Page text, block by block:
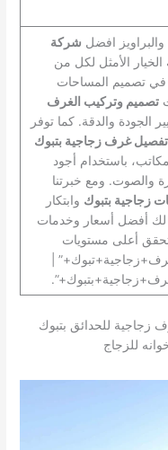
والبراويز افضل شركة
الخيار الأمثل لكل من
في تصميم المساحات
تصميم وتركيب الغرف
الجودة والدقة. كما توفر
تفصيل غرف زجاجية بتبوك
باستخدام أجود
والصوت. ومع خبرتنا
زجاجية بتبوك وابتكار
لك أفضل أسعار وخدمات
أعلى مستويات
|
للحدائق بتبوك